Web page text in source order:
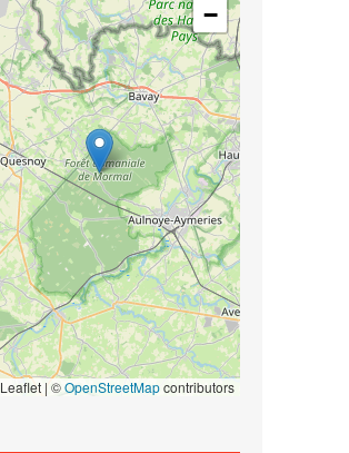
−
Leaflet | ©OpenStreetMapcontributors